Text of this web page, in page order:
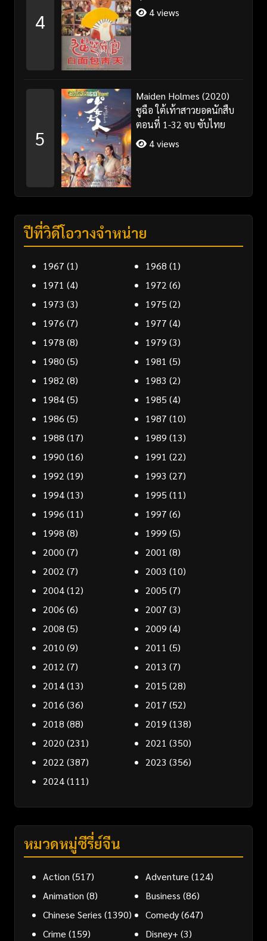
4 4 views
5
Maiden Holmes (2020)
ซูฉือ ใต้เท้าสาวยอดนักสืบ
ตอนที่ 1-32 จบ ซับไทย
4 views
ปีที่วิดีโอวางจำหน่าย
1967 (1) 1968 (1)
1971 (4) 1972 (6)
1973 (3) 1975 (2)
1976 (7) 1977 (4)
1978 (8) 1979 (3)
1980 (5) 1981 (5)
1982 (8) 1983 (2)
1984(5) 1985 (4)
1986 (5) 1987 (10)
1988 (17) 1989 (13)
1990 (16) 1991 (22)
1992 (19) 1993 (27)
1994(13) 1995 (11)
1996 (11) 1997 (6)
1998 (8) 1999 (5)
2000 (7) 2001 (8)
2002 (7) 2003 (10)
2004(12) 2005 (7)
2006 (6) 2007 (3)
2008 (5) 2009 (4)
2010 (9) 2011 (5)
2012 (7) 2013 (7)
2014(13) 2015 (28)
2016 (36) 2017 (52)
2018 (88) 2019 (138)
2020 (231) 2021 (350)
2022 (387) 2023 (356)
2024(111)
หมวดหมู่ซีรี่ย์จีน
Action (517) Adventure (124)
Animation (8) Business (86)
Chinese Series (1390) Comedy(647)
Crime (159) Disney+ (3)